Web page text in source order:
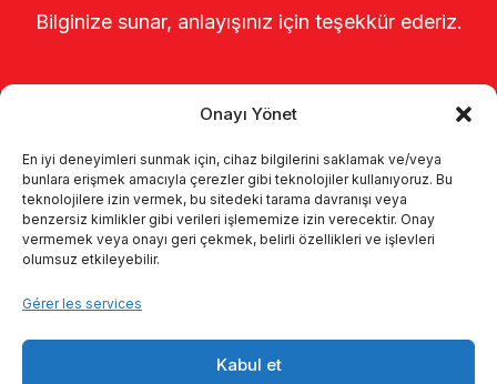
Onayı Yönet
En iyi deneyimleri sunmak için, cihaz bilgilerini saklamak ve/veya
bunlara erişmek amacıyla çerezler gibi teknolojiler kullanıyoruz. Bu
teknolojilere izin vermek, bu sitedeki tarama davranışı veya
benzersiz kimlikler gibi verileri işlememize izin verecektir. Onay
vermemek veya onayı geri çekmek, belirli özellikleri ve işlevleri
olumsuz etkileyebilir.
Gérer les services
Kabul et
Bilginize sunar, anlayışınız için teşekkür ederiz.
Page d’accueil
À propos de nous
Kalite politikamız
Communication